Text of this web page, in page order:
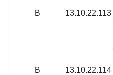
В 13.10.22.113
В 13.10.22.114